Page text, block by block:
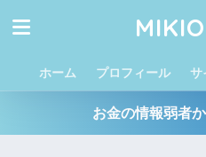
ホーム プロフィール サ
お金の情報弱者